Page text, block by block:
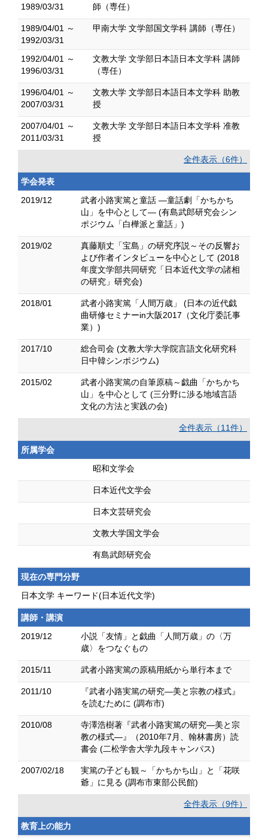
1989/03/31
師（専任）
1989/04/01 ～
1992/03/31
甲南大学 文学部国文学科 講師（専任）
1992/04/01 ～
1996/03/31
文教大学 文学部日本語日本文学科 講師
（専任）
1996/04/01 ～
2007/03/31
文教大学 文学部日本語日本文学科 助教
授
2007/04/01 ～
2011/03/31
文教大学 文学部日本語日本文学科 准教
授
全件表示（6件）
学会発表
2019/12
武者小路実篤と童話 ―童話劇「かちかち
山」を中心として― (有島武郎研究会シン
ポジウム「白樺派と童話」)
2019/02
真藤順丈「宝島」の研究序説～その反響お
よび作者インタビューを中心として (2018
年度文学部共同研究「日本近代文学の諸相
の研究」研究会)
2018/01
武者小路実篤「人間万歳」 (日本の近代戯
曲研修セミナーin大阪2017（文化庁委託事
業）)
2017/10
総合司会 (文教大学大学院言語文化研究科
日中韓シンポジウム)
2015/02
武者小路実篤の自筆原稿～戯曲「かちかち
山」を中心として (三分野に渉る地域言語
文化の方法と実践の会)
全件表示（11件）
所属学会
昭和文学会
日本近代文学会
日本文芸研究会
文教大学国文学会
有島武郎研究会
現在の専門分野
日本文学 キーワード(日本近代文学)
講師・講演
2019/12
小説「友情」と戯曲「人間万歳」の〈万
歳〉をつなぐもの
2015/11 武者小路実篤の原稿用紙から単行本まで
2011/10
『武者小路実篤の研究―美と宗教の様式』
を読むために (調布市)
2010/08
寺澤浩樹著『武者小路実篤の研究―美と宗
教の様式―』（2010年7月、翰林書房）読
書会 (二松学舎大学九段キャンパス)
2007/02/18
実篤の子ども観～「かちかち山」と「花咲
爺」に見る (調布市東部公民館)
全件表示（9件）
教育上の能力